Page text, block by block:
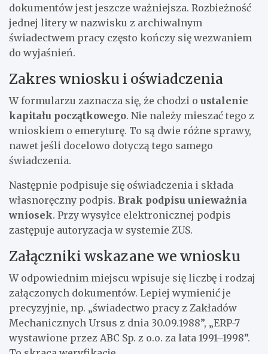
dokumentów jest jeszcze ważniejsza. Rozbieżność
jednej litery w nazwisku z archiwalnym
świadectwem pracy często kończy się wezwaniem
do wyjaśnień.
Zakres wniosku i oświadczenia
W formularzu zaznacza się, że chodzi o ustalenie
kapitału początkowego. Nie należy mieszać tego z
wnioskiem o emeryturę. To są dwie różne sprawy,
nawet jeśli docelowo dotyczą tego samego
świadczenia.
Następnie podpisuje się oświadczenia i składa
własnoręczny podpis. Brak podpisu unieważnia
wniosek. Przy wysyłce elektronicznej podpis
zastępuje autoryzacja w systemie ZUS.
Załączniki wskazane we wniosku
W odpowiednim miejscu wpisuje się liczbę i rodzaj
załączonych dokumentów. Lepiej wymienić je
precyzyjnie, np. „świadectwo pracy z Zakładów
Mechanicznych Ursus z dnia 30.09.1988”, „ERP-7
wystawione przez ABC Sp. z o.o. za lata 1991–1998”.